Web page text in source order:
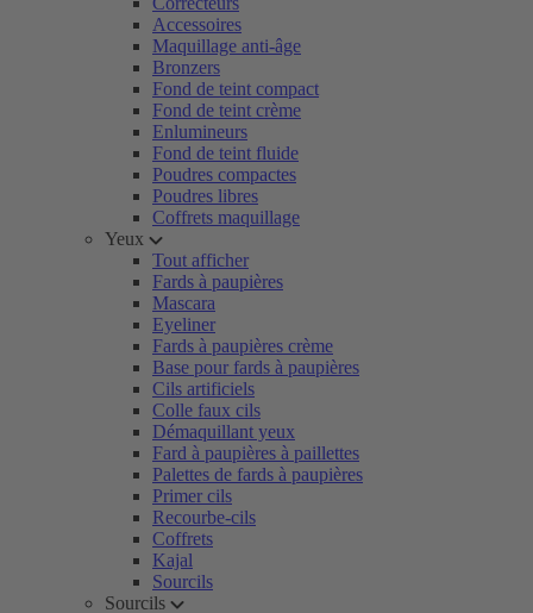
Accessoires
Maquillage anti-âge
Bronzers
Fond de teint compact
Fond de teint crème
Enlumineurs
Fond de teint fluide
Poudres compactes
Poudres libres
Coffrets maquillage
Yeux
Tout afficher
Fards à paupières
Mascara
Eyeliner
Fards à paupières crème
Base pour fards à paupières
Cils artificiels
Colle faux cils
Démaquillant yeux
Fard à paupières à paillettes
Palettes de fards à paupières
Primer cils
Recourbe-cils
Coffrets
Kajal
Sourcils
Sourcils